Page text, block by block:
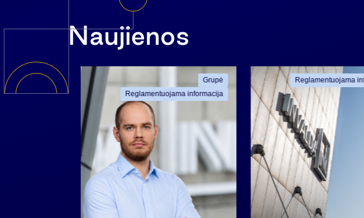
Naujienos
informacija
Grupė
Reglamentuojama informacija
Reglamentuojama